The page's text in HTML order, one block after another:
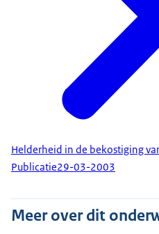
Helderheid in de bekostiging
Publicatie29-03-2003
Meer over dit